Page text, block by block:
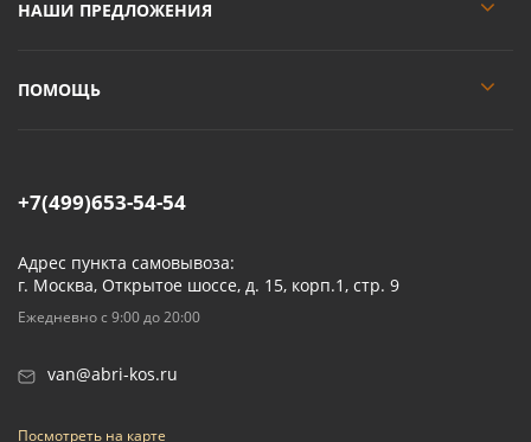
НАШИ ПРЕДЛОЖЕНИЯ
ПОМОЩЬ
+7(499)653-54-54
Адрес пункта самовывоза:
г. Москва, Открытое шоссе, д. 15, корп.1, стр. 9
Ежедневно с 9:00 до 20:00
van@abri-kos.ru
Посмотреть на карте